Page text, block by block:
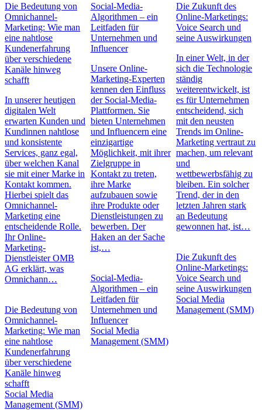
Die Bedeutung von
Omnichannel-
Marketing: Wie man
eine nahtlose
Kundenerfahrung
über verschiedene
Kanäle hinweg
schafft
In unserer heutigen
digitalen Welt
erwarten Kunden und
Kundinnen nahtlose
und konsistente
Services, ganz egal,
über welchen Kanal
sie mit einer Marke in
Kontakt kommen.
Hierbei spielt das
Omnichannel-
Marketing eine
entscheidende Rolle.
Ihr Online-
Marketing-
Dienstleister OMB
AG erklärt, was
Omnichann…
Die Bedeutung von
Omnichannel-
Marketing: Wie man
eine nahtlose
Kundenerfahrung
über verschiedene
Kanäle hinweg
schafft
Social Media
Management (SMM)
Social-Media-
Algorithmen – ein
Leitfaden für
Unternehmen und
Influencer
Unsere Online-
Marketing-Experten
kennen den Einfluss
der Social-Media-
Plattformen. Sie
bieten Unternehmen
und Influencern eine
einzigartige
Möglichkeit, mit ihrer
Zielgruppe in
Kontakt zu treten,
ihre Marke
aufzubauen sowie
ihre Produkte oder
Dienstleistungen zu
bewerben. Der
Haken an der Sache
ist,…
Social-Media-
Algorithmen – ein
Leitfaden für
Unternehmen und
Influencer
Social Media
Management (SMM)
Die Zukunft des
Online-Marketings:
Voice Search und
seine Auswirkungen
In einer Welt, in der
sich die Technologie
ständig
weiterentwickelt, ist
es für Unternehmen
entscheidend, sich
mit den neusten
Trends im Online-
Marketing vertraut zu
machen, um relevant
und
wettbewerbsfähig zu
bleiben. Ein solcher
Trend, der in den
letzten Jahren stark
an Bedeutung
gewonnen hat, ist…
Die Zukunft des
Online-Marketings:
Voice Search und
seine Auswirkungen
Social Media
Management (SMM)